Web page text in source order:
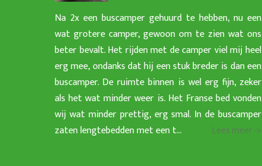
Na 2x een buscamper gehuurd te hebben, nu een
wat grotere camper, gewoon om te zien wat ons
beter bevalt. Het rijden met de camper viel mij heel
erg mee, ondanks dat hij een stuk breder is dan een
buscamper. De ruimte binnen is wel erg fijn, zeker
als het wat minder weer is. Het Franse bed vonden
wij wat minder prettig, erg smal. In de buscamper
zaten lengtebedden met een t...
Lees meer ->